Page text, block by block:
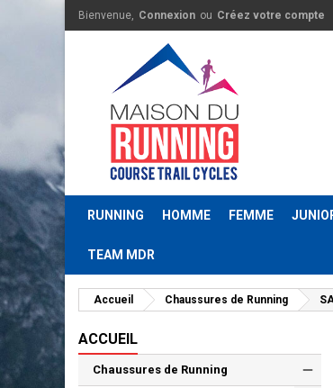
Bienvenue, Connexion ou Créez votre compte
RUNNING HOMME FEMME
TEAM MDR
Accueil Chaussures de Running
ACCUEIL
Chaussures de Running